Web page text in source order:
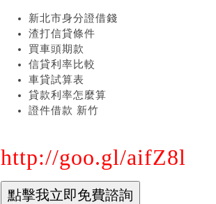
新北市身分證借錢
渣打信貸條件
買車頭期款
信貸利率比較
車貸試算表
貸款利率怎麼算
證件借款 新竹
http://goo.gl/aifZ8l